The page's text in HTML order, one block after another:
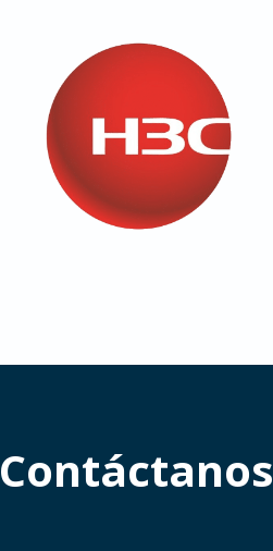
Contáctanos